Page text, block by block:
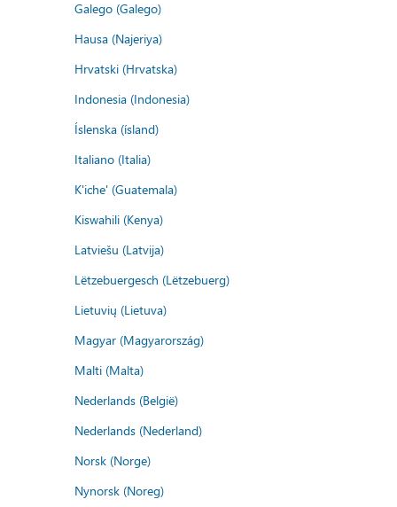
Galego (Galego)
Hausa (Najeriya)
Hrvatski (Hrvatska)
Indonesia (Indonesia)
Íslenska (ísland)
Italiano (Italia)
K'iche' (Guatemala)
Kiswahili (Kenya)
Latviešu (Latvija)
Lëtzebuergesch (Lëtzebuerg)
Lietuvių (Lietuva)
Magyar (Magyarország)
Malti (Malta)
Nederlands (België)
Nederlands (Nederland)
Norsk (Norge)
Nynorsk (Noreg)